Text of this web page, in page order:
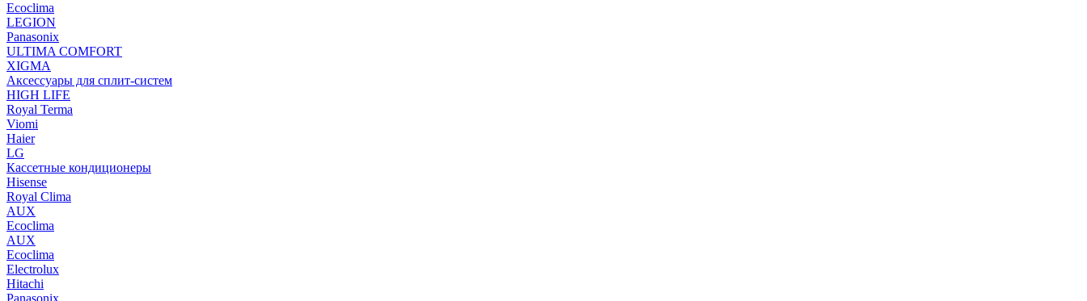
Ecoclima
LEGION
Panasonix
ULTIMA COMFORT
XIGMA
Аксессуары для сплит-систем
HIGH LIFE
Royal Terma
Viomi
Haier
LG
Кассетные кондиционеры
Hisense
Royal Clima
AUX
Ecoclima
AUX
Ecoclima
Electrolux
Hitachi
Panasonix